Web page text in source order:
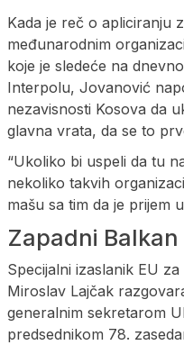
Kada je reč o apliciranju
međunarodnim
koje je sledeće na
Interpolu, Jovanović
nezavisnosti Kosova da
glavna vrata, da se to
“Ukoliko bi uspeli da tu
nekoliko takvih
mašu sa tim da je prijem
Zapadni
Specijalni izaslanik EU
Miroslav Lajčak
generalnim sekretarom
predsednikom 78.